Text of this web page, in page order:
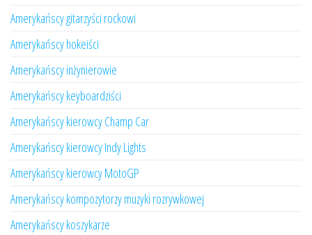
Amerykańscy gitarzyści rockowi
Amerykańscy hokeiści
Amerykańscy inżynierowie
Amerykańscy keyboardziści
Amerykańscy kierowcy Champ Car
Amerykańscy kierowcy Indy Lights
Amerykańscy kierowcy MotoGP
Amerykańscy kompozytorzy muzyki rozrywkowej
Amerykańscy koszykarze